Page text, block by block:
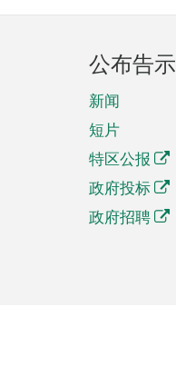
公布告示
新闻
短片
特区公报
政府投标
政府招聘